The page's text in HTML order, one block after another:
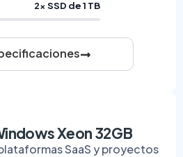
2× SSD de 1 TB
Xeon 32GB
SaaS y proyectos